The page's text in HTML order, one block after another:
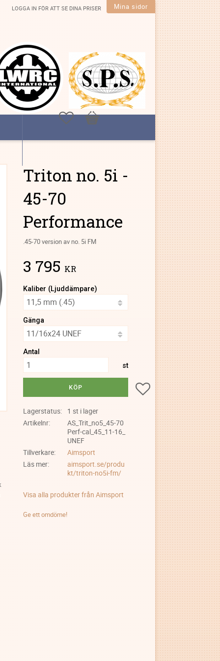
LOGGA IN FÖR ATT SE DINA PRISER Mina sidor
FavoriterKundvagn
Triton no. 5i -
45-70
Performance
.45-70 version av no. 5i FM
3 795 KR
Kaliber (Ljuddämpare)
Gänga
Antal
st
KÖP Lägg till i favoriter
Lagerstatus
1 st i lager
Artikelnr
AS_Trit_no5_45-70
Perf-cal_45_11-16_
UNEF
Tillverkare
Aimsport
Läs mer
aimsport.se/produ
kt/triton-no5i-fm/
Visa alla produkter från Aimsport
Ge ett omdöme!